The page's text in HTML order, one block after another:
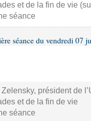
et de la fin de vie
séance
séance du vendredi 07
président de
et de la fin de vie
séance